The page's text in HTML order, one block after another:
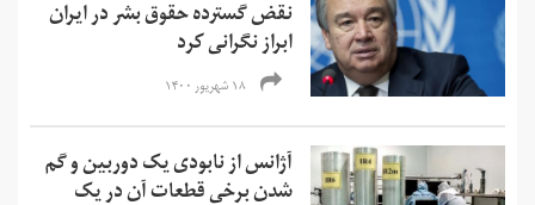
نقض گسترده حقوق بشر در ایران
ابراز نگرانی کرد
۱۸ شهریور ۱۴۰۰
آژانس از نابودی یک دوربین و گم
شدن برخی قطعات آن در یک